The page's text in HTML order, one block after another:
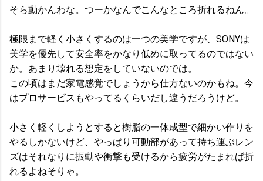
そら動かんわな。つーかなんでこんなところ折れるねん。
極限まで軽く小さくするのは一つの美学ですが、SONYは
美学を優先して安全率をかなり低めに取ってるのではない
か。あまり壊れる想定をしていないのでは。
この頃はまだ家電感覚でしょうから仕方ないのかもね。今
はプロサービスもやってるくらいだし違うだろうけど。
小さく軽くしようとすると樹脂の一体成型で細かい作りを
やるしかないけど、やっぱり可動部があって持ち運ぶレン
ズはそれなりに振動や衝撃も受けるから疲労がたまれば折
れるよねそりゃ。